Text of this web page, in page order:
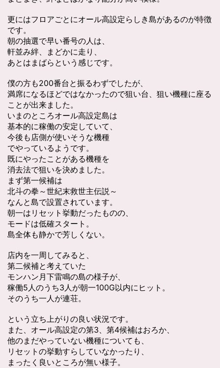
更にはフロアごとにオール高設定らしき島があるのが特徴
です。
朝の抽選で早い番号の人は、
軒並み絆、まどかに走り、
あとはまばらという感じです。
僕の方も200番台と振るわずでしたが、
満席になるほどではなかったので狙い台、狙い機種に座る
ことが出来ました。
いまのところオール高設定島は
基本的に稼働の安定していて、
今後も店側が使いそうな機種
でやっているようです。
既にやったことがある機種を
消去法で狙いを決めました。
まず第一候補は
北斗の拳～世紀末救世主伝説～
なんと島で設置されています。
朝一はリセット挙動だったものの、
モードは低確スタート。
島全体も静かで芳しくない。
店内を一周してみると、
第二候補と考えていた
モンハン月下雷鳴の島の様子が、
稼働5人のうち3人が朝一100G以内にヒット。
そのうち一人が連荘。
という立ち上がりの良い状況です。
また、オール高設定の第3、第4候補はおろか、
他のまだやっていない機種についても、
リセットの挙動すらしていなかったり、
まったく良いところが無い様子。